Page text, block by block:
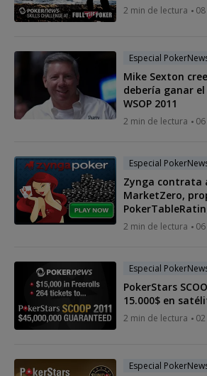
2 min de lectura
Especial
Mike Sexton
debería ganar
WSOP 2011
2 min de lectura
Especial
Zynga contrata
MarketZero,
2 min de lectura
Especial
PokerStars
15.000$ en
2 min de lectura
Especial